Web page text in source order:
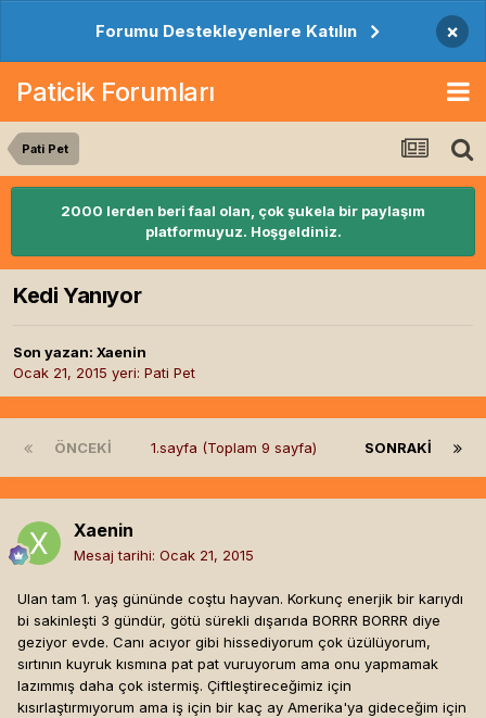
Forumu Destekleyenlere Katılın ×
Paticik Forumları
Pati Pet
2000 lerden beri faal olan, çok şukela bir paylaşım
platformuyuz. Hoşgeldiniz.
Kedi Yanıyor
Son yazan: Xaenin
Ocak 21, 2015 yeri: Pati Pet
ÖNCEKI SONRAKI
1.sayfa (Toplam 9 sayfa)
Xaenin
Mesaj tarihi: Ocak 21, 2015
Ulan tam 1. yaş gününde coştu hayvan. Korkunç enerjik bir karıydı
bi sakinleşti 3 gündür, götü sürekli dışarıda BORRR BORRR diye
geziyor evde. Canı acıyor gibi hissediyorum çok üzülüyorum,
sırtının kuyruk kısmına pat pat vuruyorum ama onu yapmamak
lazımmış daha çok istermiş. Çiftleştireceğimiz için
kısırlaştırmıyorum ama iş için bir kaç ay Amerika'ya gideceğim için